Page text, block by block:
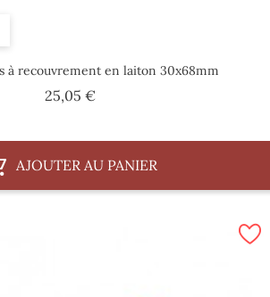
à recouvrement en laiton 30x68mm
25,05 €Prix
AJOUTER AU PANIER